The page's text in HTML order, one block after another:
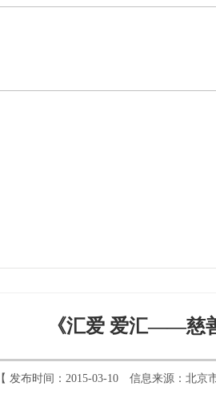
《汇爱 爱汇——慈
【 发布时间：2015-03-10 信息来源：北京